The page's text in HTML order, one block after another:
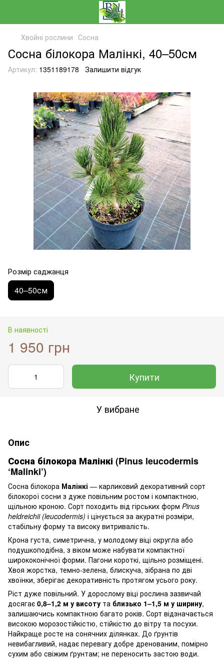
Хвойні рослини Сосна
Сосна білокора Малінкі, 40–50см
Артикул: 1351189178 Залишити відгук
Розмір саджанця
40–50см
В наявності
1 950 грн
Купити
У вибране
Опис
Сосна білокора Малінкі (Pinus leucodermis
‘Malinki’)
Сосна білокора Малінкі — карликовий декоративний сорт
білокорої сосни з дуже повільним ростом і компактною,
щільною кроною. Сорт походить від гірських форм Pinus
heldreichii (leucodermis) і цінується за акуратні розміри,
стабільну форму та високу витривалість.
Крона густа, симетрична, у молодому віці округла або
подушкоподібна, з віком може набувати компактної
ширококонічної форми. Пагони короткі, щільно розміщені.
Хвоя жорстка, темно-зелена, блискуча, зібрана по дві
хвоїнки, зберігає декоративність протягом усього року.
Ріст дуже повільний. У дорослому віці рослина зазвичай
досягає 0,8–1,2 м у висоту та близько 1–1,5 м у ширину,
залишаючись компактною багато років. Сорт відзначається
високою морозостійкістю, стійкістю до вітру та посухи.
Найкраще росте на сонячних ділянках. До ґрунтів
невибагливий, надає перевагу добре дренованим, помірно
сухим або свіжим ґрунтам; не переносить застою води.